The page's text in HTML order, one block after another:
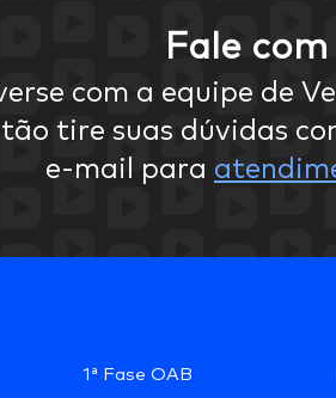
Fale
com a equipe de
tire suas dúvidas
e-mail para
1ª Fase OAB